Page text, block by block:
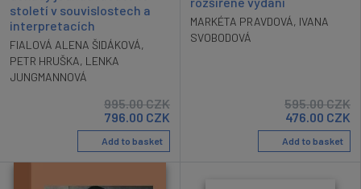
století v souvislostech a
interpretacích
FIALOVÁ ALENA ŠIDÁKOVÁ,
PETR HRUŠKA, LENKA
JUNGMANNOVÁ
995.00CZK
796.00 CZK
Add to basket
MARKÉTA PRAVDOVÁ, IVANA
SVOBODOVÁ
595.00CZK
476.00 CZK
Add to basket